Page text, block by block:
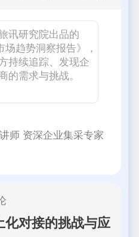
讯研究院出品的
场趋势洞察报告》，
持续追踪、发现企
的需求与挑战。
师 资深企业集采专家
对接的挑战与应